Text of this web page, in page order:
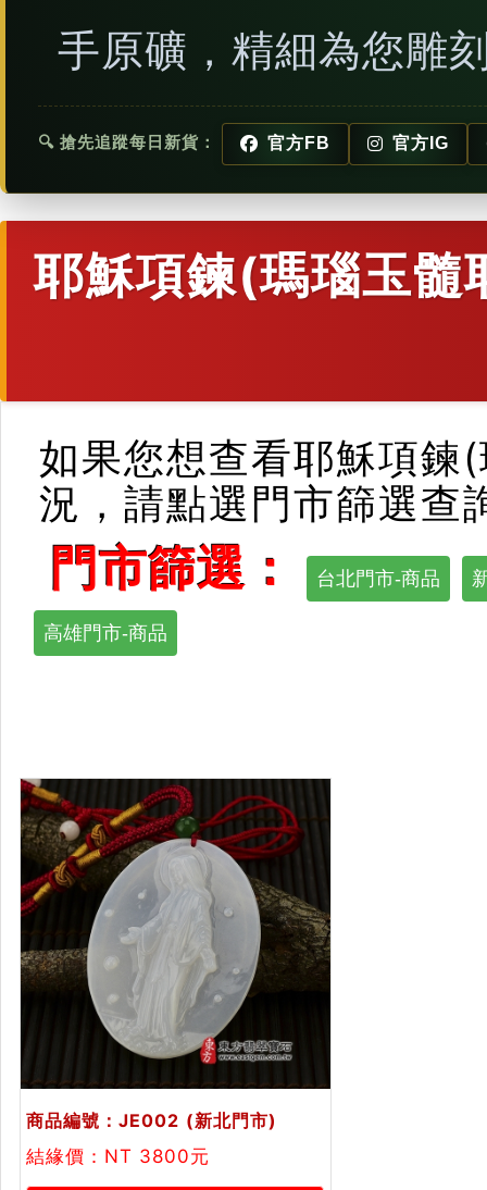
手原礦，精細為您雕
🔍 搶先追蹤每日新貨： 官方FB 官方IG
耶穌項鍊(瑪瑙玉髓
如果您想查看耶穌項鍊
況，請點選門市篩選查
門市篩選： 台北門市-商品
高雄門市-商品
商品編號：JE002 (新北門市)
結緣價：NT 3800元